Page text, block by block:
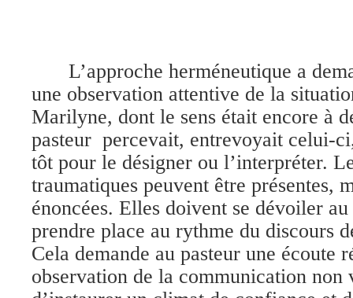
L’approche herméneutique a
une observation attentive de la
Marilyne, dont le sens était encore à
pasteur percevait, entrevoyait celui-
tôt pour le désigner ou l’interpréter.
traumatiques peuvent être présentes,
énoncées. Elles doivent se dévoiler
prendre place au rythme du discours
Cela demande au pasteur une écoute
observation de la communication non